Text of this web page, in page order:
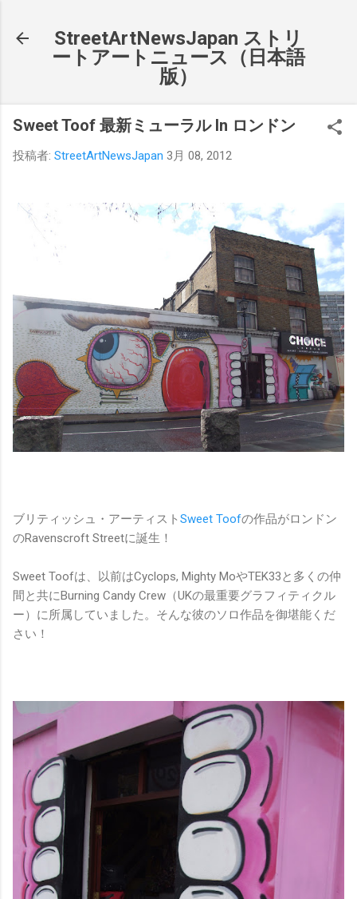
StreetArtNewsJapan ストリ
ートアートニュース（日本語
版）
Sweet Toof 最新ミューラル In ロンドン
投稿者: StreetArtNewsJapan 3月 08, 2012
ブリティッシュ・アーティスト Sweet Toofの作品がロンドン
のRavenscroft Streetに誕生！
Sweet Toofは、以前はCyclops, Mighty MoやTEK33と多くの仲
間と共にBurning Candy Crew（UKの最重要グラフィティクル
ー）に所属していました。そんな彼のソロ作品を御堪能くだ
さい！